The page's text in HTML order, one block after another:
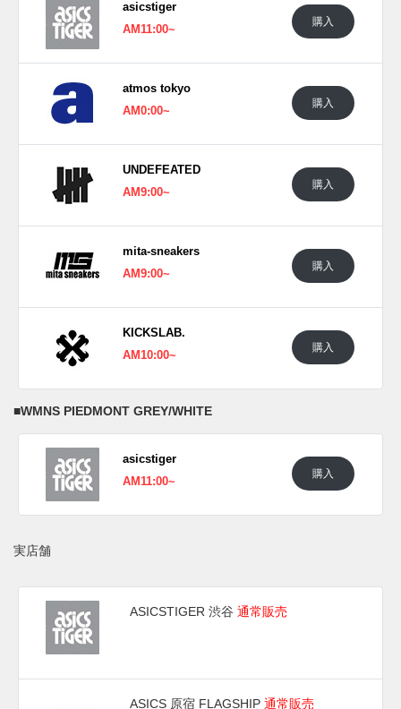
asicstiger
AM11:00~
購入
atmos tokyo
AM0:00~
購入
UNDEFEATED
AM9:00~
購入
mita-sneakers
AM9:00~
購入
KICKSLAB.
AM10:00~
購入
■WMNS PIEDMONT GREY/WHITE
asicstiger
AM11:00~
購入
実店舗
ASICSTIGER 渋谷 通常販売
ASICS 原宿 FLAGSHIP 通常販売